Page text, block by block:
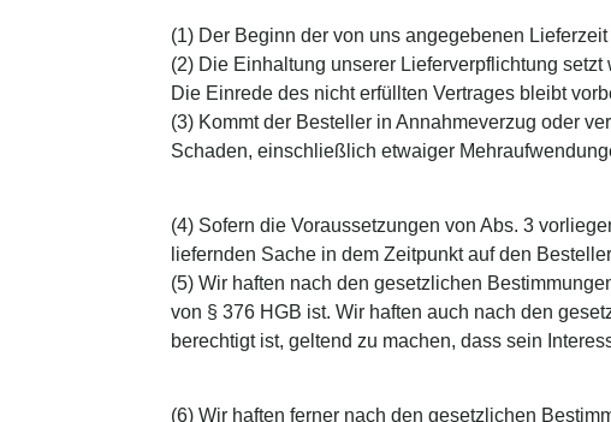
(1) Der Beginn der von uns angegebenen
(2) Die Einhaltung unserer Lieferverpflichtung
Die Einrede des nicht erfüllten Vertrages bleibt
(3) Kommt der Besteller in Annahmeverzug oder
Schaden, einschließlich etwaiger
(4) Sofern die Voraussetzungen von Abs. 3
liefernden Sache in dem Zeitpunkt auf den
(5) Wir haften nach den gesetzlichen
von § 376 HGB ist. Wir haften auch nach den
berechtigt ist, geltend zu machen, dass sein
(6) Wir haften ferner nach den gesetzlichen